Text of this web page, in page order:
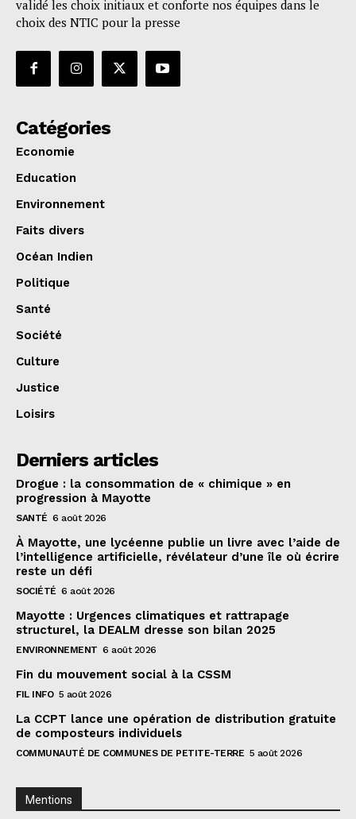
validé les choix initiaux et conforte nos équipes dans le
choix des NTIC pour la presse
Catégories
Economie
Education
Environnement
Faits divers
Océan Indien
Politique
Santé
Société
Culture
Justice
Loisirs
Derniers articles
Drogue : la consommation de « chimique » en
progression à Mayotte
SANTÉ 6 août 2026
À Mayotte, une lycéenne publie un livre avec l’aide de
l’intelligence artificielle, révélateur d’une île où écrire
reste un défi
SOCIÉTÉ 6 août 2026
Mayotte : Urgences climatiques et rattrapage
structurel, la DEALM dresse son bilan 2025
ENVIRONNEMENT 6 août 2026
Fin du mouvement social à la CSSM
FIL INFO 5 août 2026
La CCPT lance une opération de distribution gratuite
de composteurs individuels
COMMUNAUTÉ DE COMMUNES DE PETITE-TERRE 5 août 2026
Mentions